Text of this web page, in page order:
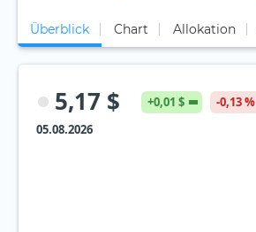
Überblick Chart Allokation
5,17 $ +0,01 $
-0,13 %
05.08.2026